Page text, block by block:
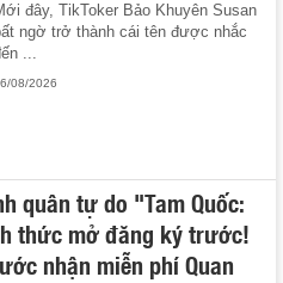
đây, TikToker Bảo Khuyên Susan
ngờ trở thành cái tên được nhắc
...
08/2026
quân tự do "Tam Quốc:
thức mở đăng ký trước!
nhận miễn phí Quan